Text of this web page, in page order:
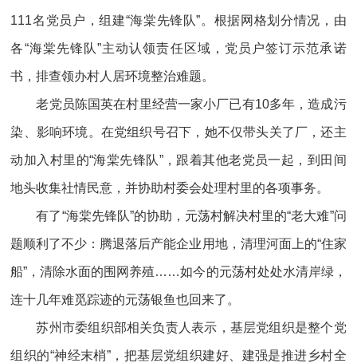
111名党员户，组建“海棠先锋队”。根据网格划分情况，由
各“海棠先锋队”主动认领责任区域，党员户签订示范承诺
书，排查领办村人居环境整治难题。
老党员陈国英在村里经营一家小厂已有10多年，造成污
染、影响环境。在党组织号召下，她不仅带头关了厂，还主
动加入村里的“海棠先锋队”，跟着其他老党员一起，到田间
地头收集社情民意，并协助村委会处理村里的各项事务。
有了“海棠先锋队”的协助，元荡村解决村里的“老大难”问
题顺利了不少：腾退落后产能企业用地，清理河面上的“住家
船”，清除水面的围网养殖……如今的元荡村处处水清岸绿，
连十几年难觅踪迹的元荡银鱼也回来了。
苏州市委组织部相关负责人表示，基层党组织是整个党
组织的“神经末梢”，把基层党组织建好、建强是推进乡村全